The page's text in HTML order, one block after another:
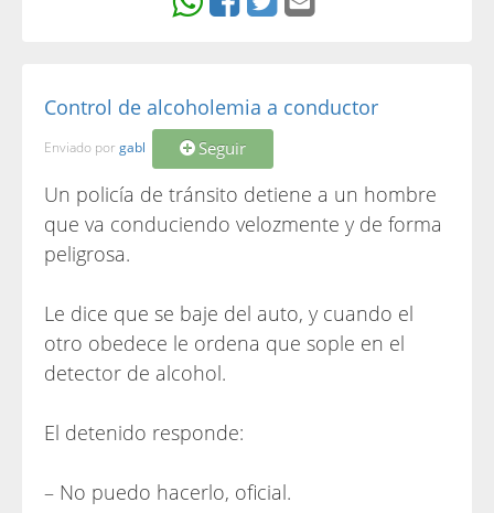
Control de alcoholemia a conductor
Enviado por gabl Seguir
Un policía de tránsito detiene a un hombre
que va conduciendo velozmente y de forma
peligrosa.
Le dice que se baje del auto, y cuando el
otro obedece le ordena que sople en el
detector de alcohol.
El detenido responde:
– No puedo hacerlo, oficial.